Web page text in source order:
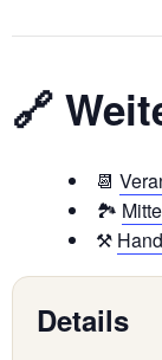
🔗
📆
🏞
⚒️
Details